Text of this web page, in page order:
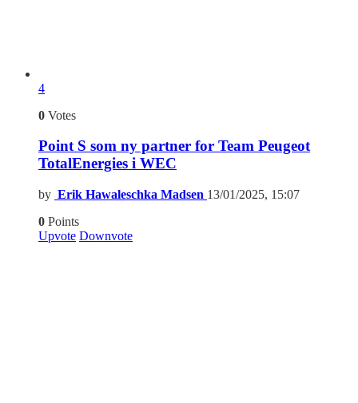
4
0 Votes
Point S som ny partner for Team Peugeot
TotalEnergies i WEC
by Erik Hawaleschka Madsen 13/01/2025, 15:07
0 Points
Upvote Downvote